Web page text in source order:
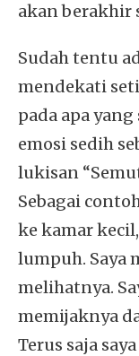
akan berakhir
Sudah tentu
mendekati
pada apa
emosi sedih
lukisan
Sebagai
ke kamar
lumpuh. Saya
melihatnya.
memijaknya
Terus saja